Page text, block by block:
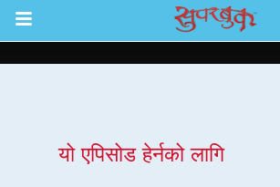
Return to Content
यो एपिसोड हेर्नको लागि